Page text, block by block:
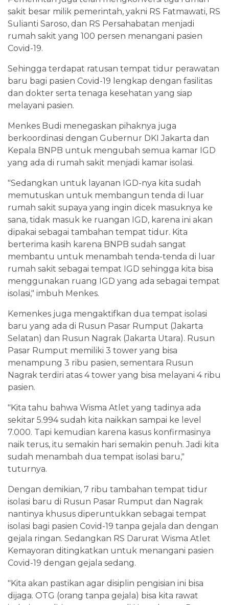
sakit besar milik pemerintah, yakni RS Fatmawati, RS
Sulianti Saroso, dan RS Persahabatan menjadi
rumah sakit yang 100 persen menangani pasien
Covid-19.
Sehingga terdapat ratusan tempat tidur perawatan
baru bagi pasien Covid-19 lengkap dengan fasilitas
dan dokter serta tenaga kesehatan yang siap
melayani pasien.
Menkes Budi menegaskan pihaknya juga
berkoordinasi dengan Gubernur DKI Jakarta dan
Kepala BNPB untuk mengubah semua kamar IGD
yang ada di rumah sakit menjadi kamar isolasi.
"Sedangkan untuk layanan IGD-nya kita sudah
memutuskan untuk membangun tenda di luar
rumah sakit supaya yang ingin dicek masuknya ke
sana, tidak masuk ke ruangan IGD, karena ini akan
dipakai sebagai tambahan tempat tidur. Kita
berterima kasih karena BNPB sudah sangat
membantu untuk menambah tenda-tenda di luar
rumah sakit sebagai tempat IGD sehingga kita bisa
menggunakan ruang IGD yang ada sebagai tempat
isolasi," imbuh Menkes.
Kemenkes juga mengaktifkan dua tempat isolasi
baru yang ada di Rusun Pasar Rumput (Jakarta
Selatan) dan Rusun Nagrak (Jakarta Utara). Rusun
Pasar Rumput memiliki 3 tower yang bisa
menampung 3 ribu pasien, sementara Rusun
Nagrak terdiri atas 4 tower yang bisa melayani 4 ribu
pasien.
"Kita tahu bahwa Wisma Atlet yang tadinya ada
sekitar 5.994 sudah kita naikkan sampai ke level
7.000. Tapi kemudian karena kasus konfirmasinya
naik terus, itu semakin hari semakin penuh. Jadi kita
sudah menambah dua tempat isolasi baru,"
tuturnya.
Dengan demikian, 7 ribu tambahan tempat tidur
isolasi baru di Rusun Pasar Rumput dan Nagrak
nantinya khusus diperuntukkan sebagai tempat
isolasi bagi pasien Covid-19 tanpa gejala dan dengan
gejala ringan. Sedangkan RS Darurat Wisma Atlet
Kemayoran ditingkatkan untuk menangani pasien
Covid-19 dengan gejala sedang.
"Kita akan pastikan agar disiplin pengisian ini bisa
dijaga. OTG (orang tanpa gejala) bisa kita rawat